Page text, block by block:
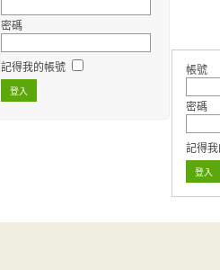
密碼
記得我的帳號 帳號
密碼
記得